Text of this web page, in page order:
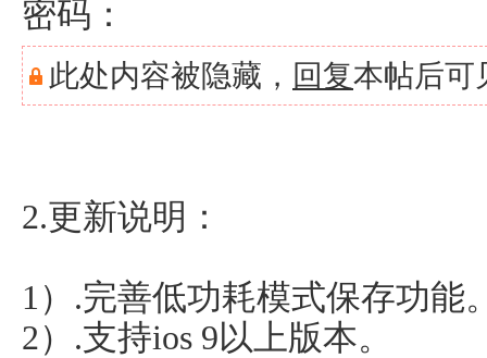
密码：
此处内容被隐藏， 回复本帖后可
2.更新说明：
1）.完善低功耗模式保存功能
2）.支持ios 9以上版本。